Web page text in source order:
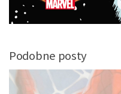
Podobne posty